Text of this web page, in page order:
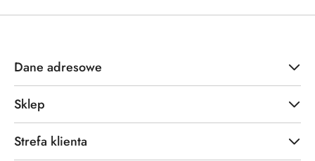
Dane adresowe
Sklep
Strefa klienta